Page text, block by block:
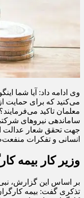
وی ادامه داد: آیا شما
می‌کنید که برای حمایت
معلمان تاکید
ساماندهی نیروهای
جهت تحقق شعار عدالت
انسانی و تفکرات
وزیر کار بیمه
بر اساس این گزارش،
تذکری گفت: بیمه